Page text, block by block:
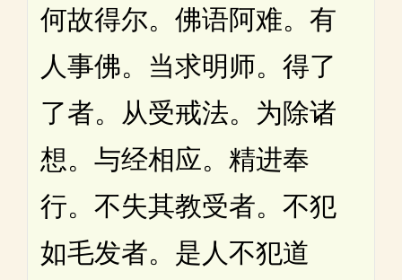
何故得尔。佛语阿难。有
人事佛。当求明师。得了
了者。从受戒法。为除诸
想。与经相应。精进奉
行。不失其教受者。不犯
如毛发者。是人不犯道